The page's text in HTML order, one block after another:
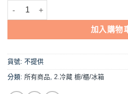
【單門玻璃冷藏冰箱-CHIH YUAN-
加入購物
貨號: 不提供
分類: 所有商品, 2.冷藏 櫥/櫃/冰箱